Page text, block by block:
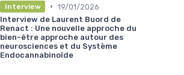
Interview • 19/01/2026
Interview de Laurent Buord de
Renact : Une nouvelle approche du
bien-être approche autour des
neurosciences et du Système
Endocannabinoïde